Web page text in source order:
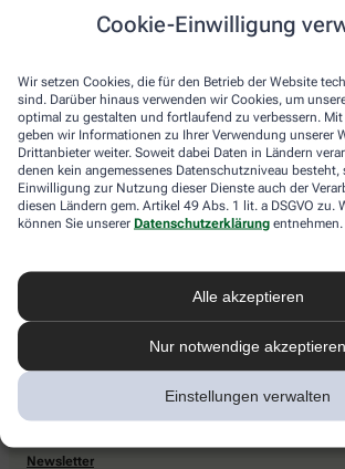
Cookie-Einwilligung
Wir setzen Cookies, die für den Betrieb der Website
sind. Darüber hinaus verwenden wir Cookies, um
optimal zu gestalten und fortlaufend zu verbessern.
geben wir Informationen zu Ihrer Verwendung unserer
Drittanbieter weiter. Soweit dabei Daten in Ländern
denen kein angemessenes Datenschutzniveau besteht,
Einwilligung zur Nutzung dieser Dienste auch der
diesen Ländern gem. Artikel 49 Abs. 1 lit. a DSGVO zu.
können Sie unserer Datenschutzerklärung entnehmen.
Alle akzeptieren
Nur notwendige akzeptieren
Einstellungen verwalten
Sie haben Fragen?
Kontaktieren Sie uns direkt.
Zahlarten
Bar oder mit einer anderen akzeptierten Zahlungsart
Abholung in der Apotheke
Botendienstlieferung
apotheke.com Informationen
Newsletter